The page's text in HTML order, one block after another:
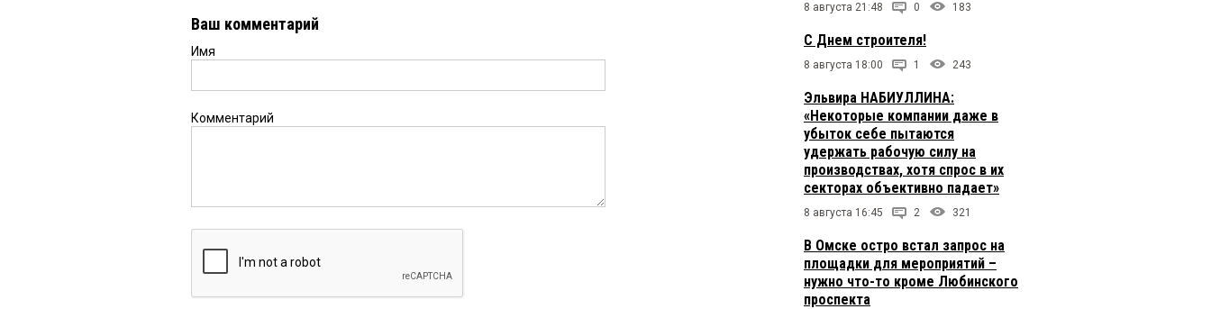
Ваш комментарий
Имя
Комментарий
8 августа 21:48 0 183
С Днем строителя!
8 августа 18:00 1 243
Эльвира НАБИУЛЛИНА:
«Некоторые компании даже в
убыток себе пытаются
удержать рабочую силу на
производствах, хотя спрос в их
секторах объективно падает»
8 августа 16:45 2 321
В Омске остро встал запрос на
площадки для мероприятий –
нужно что-то кроме Любинского
проспекта